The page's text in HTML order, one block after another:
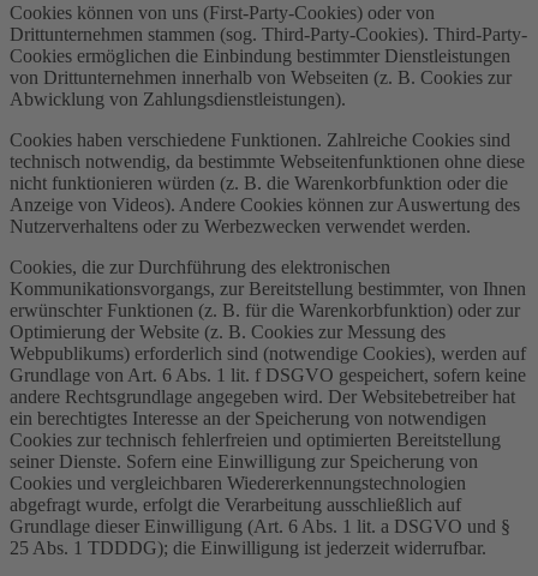
Cookies können von uns (First-Party-Cookies) oder von
Drittunternehmen stammen (sog. Third-Party-Cookies). Third-Party-
Cookies ermöglichen die Einbindung bestimmter Dienstleistungen
von Drittunternehmen innerhalb von Webseiten (z. B. Cookies zur
Abwicklung von Zahlungsdienstleistungen).
Cookies haben verschiedene Funktionen. Zahlreiche Cookies sind
technisch notwendig, da bestimmte Webseitenfunktionen ohne diese
nicht funktionieren würden (z. B. die Warenkorbfunktion oder die
Anzeige von Videos). Andere Cookies können zur Auswertung des
Nutzerverhaltens oder zu Werbezwecken verwendet werden.
Cookies, die zur Durchführung des elektronischen
Kommunikationsvorgangs, zur Bereitstellung bestimmter, von Ihnen
erwünschter Funktionen (z. B. für die Warenkorbfunktion) oder zur
Optimierung der Website (z. B. Cookies zur Messung des
Webpublikums) erforderlich sind (notwendige Cookies), werden auf
Grundlage von Art. 6 Abs. 1 lit. f DSGVO gespeichert, sofern keine
andere Rechtsgrundlage angegeben wird. Der Websitebetreiber hat
ein berechtigtes Interesse an der Speicherung von notwendigen
Cookies zur technisch fehlerfreien und optimierten Bereitstellung
seiner Dienste. Sofern eine Einwilligung zur Speicherung von
Cookies und vergleichbaren Wiedererkennungstechnologien
abgefragt wurde, erfolgt die Verarbeitung ausschließlich auf
Grundlage dieser Einwilligung (Art. 6 Abs. 1 lit. a DSGVO und §
25 Abs. 1 TDDDG); die Einwilligung ist jederzeit widerrufbar.